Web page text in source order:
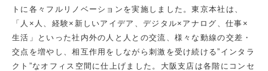
トに各々フルリノベーションを実施しました。東京本社は、
「人×人、経験×新しいアイデア、デジタル×アナログ、仕事×
生活」といった社内外の人と人との交流、様々な動線の交差・
交点を増やし、相互作用をしながら刺激を受け続ける”インタラ
クト”なオフィス空間に仕上げました。大阪支店は各階にコンセ